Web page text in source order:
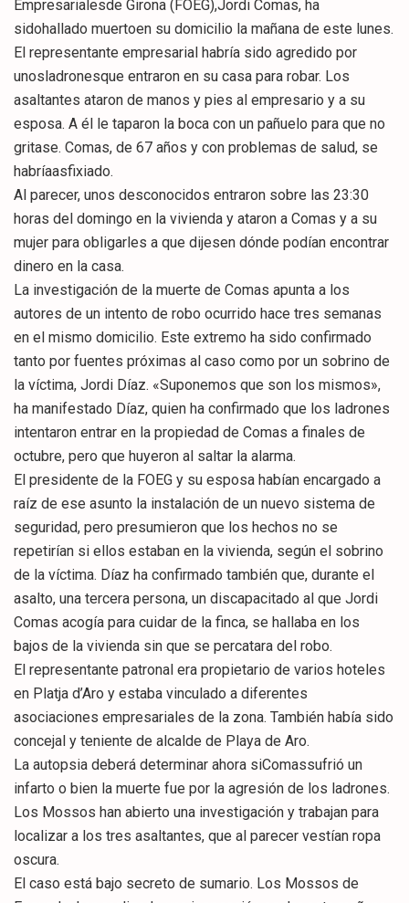
Empresarialesde Girona (FOEG),Jordi Comas, ha
sidohallado muertoen su domicilio la mañana de este lunes.
El representante empresarial habría sido agredido por
unosladronesque entraron en su casa para robar. Los
asaltantes ataron de manos y pies al empresario y a su
esposa. A él le taparon la boca con un pañuelo para que no
gritase. Comas, de 67 años y con problemas de salud, se
habríaasfixiado.
Al parecer, unos desconocidos entraron sobre las 23:30
horas del domingo en la vivienda y ataron a Comas y a su
mujer para obligarles a que dijesen dónde podían encontrar
dinero en la casa.
La investigación de la muerte de Comas apunta a los
autores de un intento de robo ocurrido hace tres semanas
en el mismo domicilio. Este extremo ha sido confirmado
tanto por fuentes próximas al caso como por un sobrino de
la víctima, Jordi Díaz. «Suponemos que son los mismos»,
ha manifestado Díaz, quien ha confirmado que los ladrones
intentaron entrar en la propiedad de Comas a finales de
octubre, pero que huyeron al saltar la alarma.
El presidente de la FOEG y su esposa habían encargado a
raíz de ese asunto la instalación de un nuevo sistema de
seguridad, pero presumieron que los hechos no se
repetirían si ellos estaban en la vivienda, según el sobrino
de la víctima. Díaz ha confirmado también que, durante el
asalto, una tercera persona, un discapacitado al que Jordi
Comas acogía para cuidar de la finca, se hallaba en los
bajos de la vivienda sin que se percatara del robo.
El representante patronal era propietario de varios hoteles
en Platja d’Aro y estaba vinculado a diferentes
asociaciones empresariales de la zona. También había sido
concejal y teniente de alcalde de Playa de Aro.
La autopsia deberá determinar ahora siComassufrió un
infarto o bien la muerte fue por la agresión de los ladrones.
Los Mossos han abierto una investigación y trabajan para
localizar a los tres asaltantes, que al parecer vestían ropa
oscura.
El caso está bajo secreto de sumario. Los Mossos de